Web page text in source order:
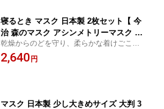
寝るとき マスク 日本製 2枚セット【 今
治 森のマスク アシンメトリーマスク 公
式通販 】おやすみマスク 立体 洗って使
える エコなマスク 森のタオル ガーゼ
乾燥からのどを守り、柔らかな着けごこち
にこだわった今治タオルのガーゼマスク 今
治 国産 マスク 保湿 安眠 日本製 綿100％ コ
2,640円
マスク 日本製 少し大きめサイズ 大判 3